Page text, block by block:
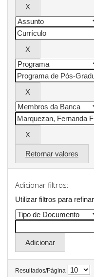
Retornar valores
Adicionar filtros:
Utilizar filtros para
Resultados/Página